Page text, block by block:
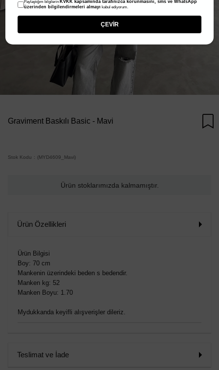
Graviment Baskılı Basic - Mavi
Stok Kodu (MYD4609_Mavi)
Ürün stoklarımızda kalmamıştır.
Ürün Özellikleri
Ürün Bilgisi
Boy: 70 cm
Mankenin üzerindeki beden s bedendir.
Manken kg: 52
Manken Boyu: 1.70
Mydukkanda keyifli alışverişler dileriz.
Teslimat ve İade
Paylaştığım bilgilerin KVKK kapsamında tarafınızca korunmasını, sms ve WhatsApp
üzerinden bilgilendirmeleri almayı kabul ediyorum.
ÇEVİR